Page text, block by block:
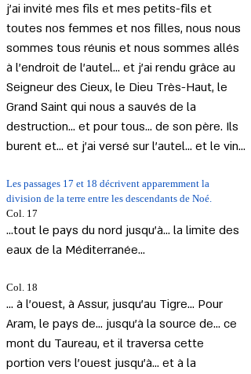
j'ai invité mes fils et mes petits-fils et
toutes nos femmes et nos filles, nous nous
sommes tous réunis et nous sommes allés
à l'endroit de l'autel... et j'ai rendu grâce au
Seigneur des Cieux, le Dieu Très-Haut, le
Grand Saint qui nous a sauvés de la
destruction... et pour tous... de son père. Ils
burent et... et j'ai versé sur l'autel... et le vin...
Les passages 17 et 18 décrivent apparemment la
division de la terre entre les descendants de Noé.
Col. 17
...tout le pays du nord jusqu'à... la limite des
eaux de la Méditerranée...
Col. 18
... à l'ouest, à Assur, jusqu'au Tigre... Pour
Aram, le pays de... jusqu'à la source de... ce
mont du Taureau, et il traversa cette
portion vers l'ouest jusqu'à... et à la